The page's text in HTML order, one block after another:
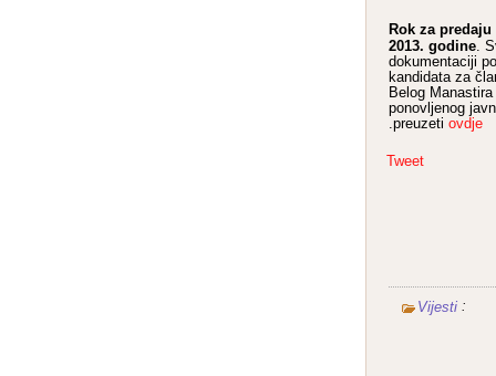
Rok za
2013. godine .
dokumentaciji
kandidata za
Belog
ponovljenog
preuzeti ovdje
Tweet
:
Vijesti